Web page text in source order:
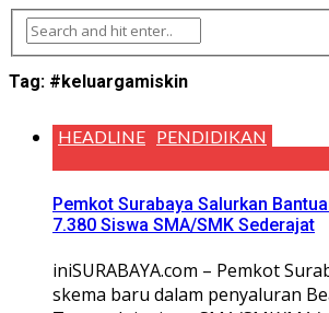
Tag: #keluargamiskin
HEADLINE PENDIDIKAN
Pemkot Surabaya Salurkan
7.380 Siswa SMA/SMK Sederajat
iniSURABAYA.com – Pemkot
skema baru dalam penyaluran